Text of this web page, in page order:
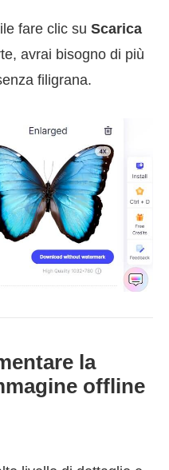
fare clic su Scarica
avrai bisogno di più
filigrana.
la
offline